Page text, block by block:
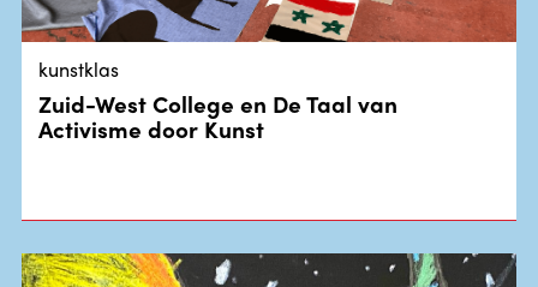
kunstklas
Zuid-West College en De Taal van
Activisme door Kunst